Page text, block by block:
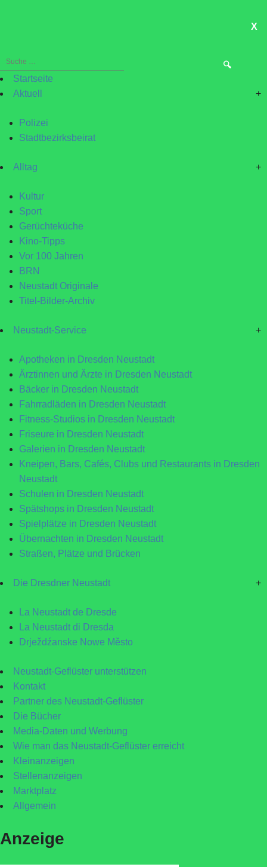
X
Suche
nach:Startseite
Aktuell
+
Polizei
Stadtbezirksbeirat
Alltag +
Kultur
Sport
Gerüchteküche
Kino-Tipps
Vor 100 Jahren
BRN
Neustadt Originale
Titel-Bilder-Archiv
Neustadt-Service +
Apotheken in Dresden Neustadt
Ärztinnen und Ärzte in Dresden Neustadt
Bäcker in Dresden Neustadt
Fahrradläden in Dresden Neustadt
Fitness-Studios in Dresden Neustadt
Friseure in Dresden Neustadt
Galerien in Dresden Neustadt
Kneipen, Bars, Cafés, Clubs und Restaurants in Dresden
Neustadt
Schulen in Dresden Neustadt
Spätshops in Dresden Neustadt
Spielplätze in Dresden Neustadt
Übernachten in Dresden Neustadt
Straßen, Plätze und Brücken
Die Dresdner Neustadt +
La Neustadt de Dresde
La Neustadt di Dresda
Drježdźanske Nowe Město
Neustadt-Geflüster unterstützen
Kontakt
Partner des Neustadt-Geflüster
Die Bücher
Media-Daten und Werbung
Wie man das Neustadt-Geflüster erreicht
Kleinanzeigen
Stellenanzeigen
Marktplatz
Allgemein
Anzeige